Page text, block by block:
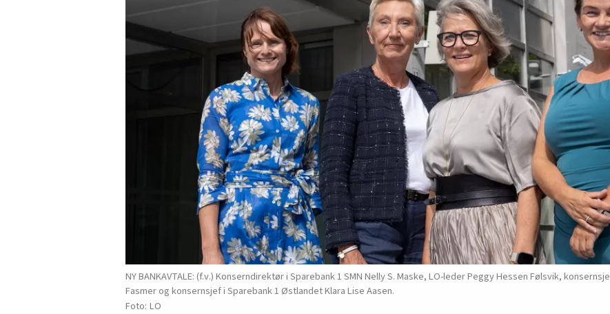
NY BANKAVTALE: (f.v.) Konserndirektør i Sparebank 1 SMN Nelly S. Maske, LO-leder Peggy Hessen Følsvik,
Fasmer og konsernsjef i Sparebank 1 Østlandet Klara Lise Aasen.
LO